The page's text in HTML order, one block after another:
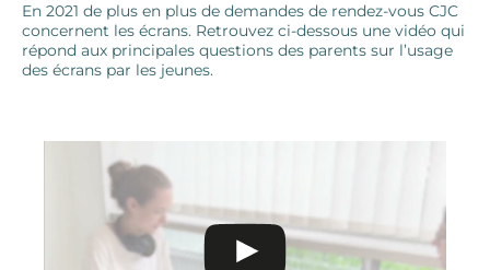
En 2021 de plus en plus de demandes de rendez-vous CJC
concernent les écrans. Retrouvez ci-dessous une vidéo qui
répond aux principales questions des parents sur l’usage
des écrans par les jeunes.